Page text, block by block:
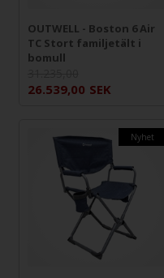
OUTWELL - Boston 6 Air
TC Stort familjetält i
bomull
26.539,00 SEK
Nyhet